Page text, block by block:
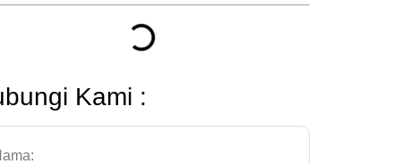
Kami :